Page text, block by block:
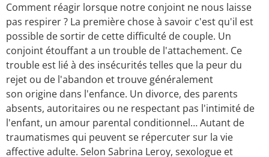
Comment réagir lorsque notre conjoint ne nous laisse
pas respirer ? La première chose à savoir c'est qu'il est
possible de sortir de cette difficulté de couple. Un
conjoint étouffant a un trouble de l'attachement. Ce
trouble est lié à des insécurités telles que la peur du
rejet ou de l'abandon et trouve généralement
son origine dans l'enfance. Un divorce, des parents
absents, autoritaires ou ne respectant pas l'intimité de
l'enfant, un amour parental conditionnel… Autant de
traumatismes qui peuvent se répercuter sur la vie
affective adulte. Selon Sabrina Leroy, sexologue et